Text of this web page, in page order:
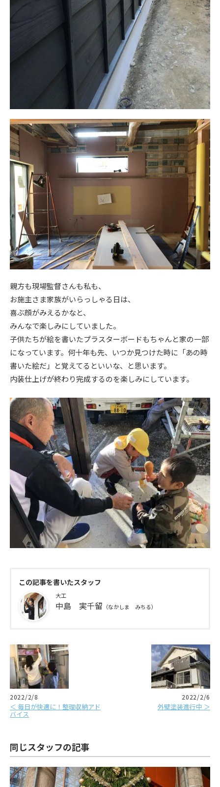
親方も現場監督さんも私も、
お施主さま家族がいらっしゃる日は、
喜ぶ顔がみえるかなと、
みんなで楽しみにしていました。
子供たちが絵を書いたプラスターボードもちゃんと家の一部
になっています。何十年も先、いつか見つけた時に「あの時
書いた絵だ」と覚えてるといいな、と思います。
内装仕上げが終わり完成するのを楽しみにしています。
この記事を書いたスタッフ
大工
中島 実千留 （なかしま みちる）
2022/2/8
＜ 毎日が快適に！整理収納アド
バイス
2022/2/6
外壁塗装進行中 ＞
同じスタッフの記事